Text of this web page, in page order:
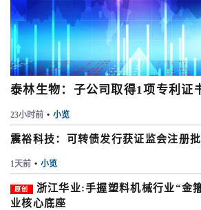
泰林生物：子公司取得1项专利证
23小时前 • 小览
震裕科技：可转债发行获证监会注册批
1天前 • 小览
原创
浙江华业:手握塑料机械行业“金
业核心底座